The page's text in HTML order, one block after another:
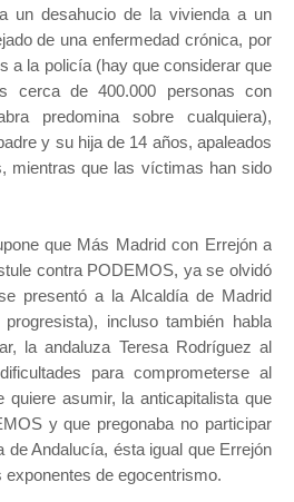
un desahucio de la vivienda a un
de una enfermedad crónica, por
a la policía (hay que considerar que
cerca de 400.000 personas con
predomina sobre cualquiera),
y su hija de 14 años, apaleados
mientras que las víctimas han sido
que Más Madrid con Errejón a
contra PODEMOS, ya se olvidó
presentó a la Alcaldía de Madrid
incluso también habla
la andaluza Teresa Rodríguez al
para comprometerse al
quiere asumir, la anticapitalista que
y que pregonaba no participar
de Andalucía, ésta igual que Errejón
de egocentrismo.